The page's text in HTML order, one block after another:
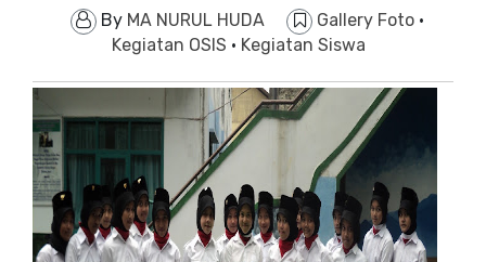
By MA NURUL HUDA Gallery Foto ·
Kegiatan OSIS · Kegiatan Siswa